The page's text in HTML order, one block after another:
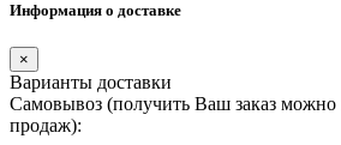
Информация о доставке
×
Варианты доставки
Самовывоз (получить Ваш заказ можно
продаж):